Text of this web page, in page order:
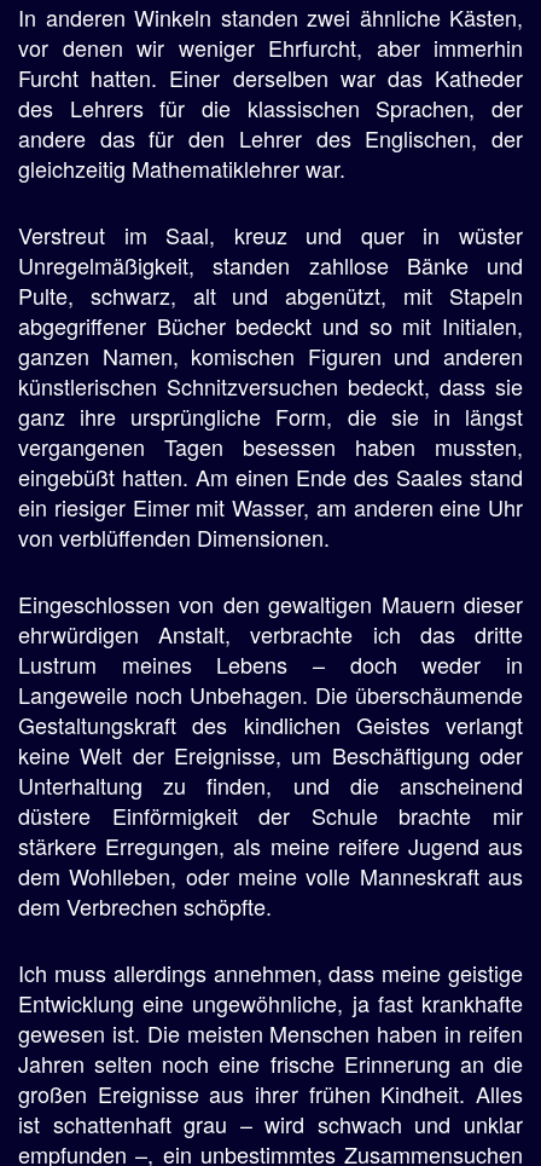
In anderen Winkeln standen zwei ähnliche Kästen,
vor denen wir weniger Ehrfurcht, aber immerhin
Furcht hatten. Einer derselben war das Katheder
des Lehrers für die klassischen Sprachen, der
andere das für den Lehrer des Englischen, der
gleichzeitig Mathematiklehrer war.
Verstreut im Saal, kreuz und quer in wüster
Unregelmäßigkeit, standen zahllose Bänke und
Pulte, schwarz, alt und abgenützt, mit Stapeln
abgegriffener Bücher bedeckt und so mit Initialen,
ganzen Namen, komischen Figuren und anderen
künstlerischen Schnitzversuchen bedeckt, dass sie
ganz ihre ursprüngliche Form, die sie in längst
vergangenen Tagen besessen haben mussten,
eingebüßt hatten. Am einen Ende des Saales stand
ein riesiger Eimer mit Wasser, am anderen eine Uhr
von verblüffenden Dimensionen.
Eingeschlossen von den gewaltigen Mauern dieser
ehrwürdigen Anstalt, verbrachte ich das dritte
Lustrum meines Lebens – doch weder in
Langeweile noch Unbehagen. Die überschäumende
Gestaltungskraft des kindlichen Geistes verlangt
keine Welt der Ereignisse, um Beschäftigung oder
Unterhaltung zu finden, und die anscheinend
düstere Einförmigkeit der Schule brachte mir
stärkere Erregungen, als meine reifere Jugend aus
dem Wohlleben, oder meine volle Manneskraft aus
dem Verbrechen schöpfte.
Ich muss allerdings annehmen, dass meine geistige
Entwicklung eine ungewöhnliche, ja fast krankhafte
gewesen ist. Die meisten Menschen haben in reifen
Jahren selten noch eine frische Erinnerung an die
großen Ereignisse aus ihrer frühen Kindheit. Alles
ist schattenhaft grau – wird schwach und unklar
empfunden –, ein unbestimmtes Zusammensuchen